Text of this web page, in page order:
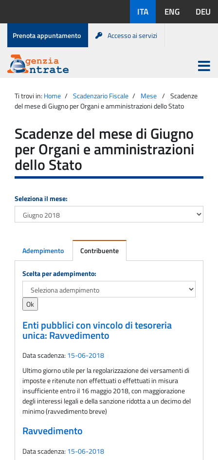
contenuto
disponibili:
ITA ENG DEU
Menu
di
servizio
Prenota appuntamento Accesso ai servizi
Agenzia
Entrate
Apri
menu
principale
Ti trovi in: Home Scadenzario Fiscale Mese
Scadenze
del mese di Giugno per Organi e amministrazioni dello Stato
Scadenze del mese di Giugno
per Organi e amministrazioni
dello Stato
Seleziona il mese:
Adempimento Contribuente
Adempimento
Scelta per adempimento:
Enti pubblici con vincolo di tesoreria
unica: Ravvedimento
Data scadenza: 15-06-2018
Ultimo giorno utile per la regolarizzazione dei versamenti di
imposte e ritenute non effettuati o effettuati in misura
insufficiente entro il 16 maggio 2018, con maggiorazione
degli interessi legali e della sanzione ridotta a un decimo del
minimo (ravvedimento breve)
Ravvedimento
Data scadenza: 15-06-2018